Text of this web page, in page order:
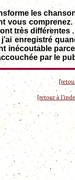
les
vous
très différentes .
enregistré
inécoutable
par le
[retour à